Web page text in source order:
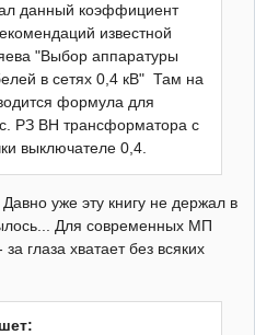
данный коэффициент
известной
"Выбор аппаратуры
в сетях 0,4 кВ" Там на
формула для
РЗ ВН трансформатора с
выключателе 0,4.
уже эту книгу не держал в
Для современных МП
глаза хватает без всяких